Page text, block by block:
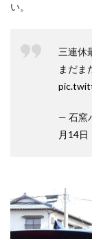
い。
三連休
まだま
— 石窯
月14日